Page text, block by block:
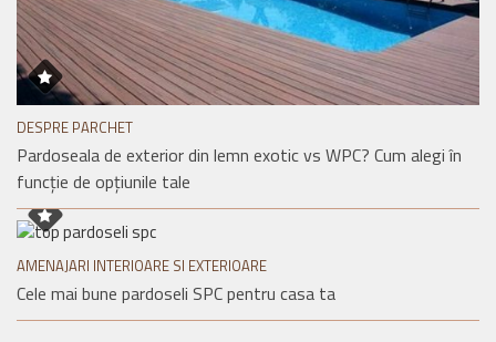
DESPRE PARCHET
Pardoseala de exterior din lemn exotic vs WPC? Cum alegi în
funcție de opțiunile tale
AMENAJARI INTERIOARE SI EXTERIOARE
Cele mai bune pardoseli SPC pentru casa ta